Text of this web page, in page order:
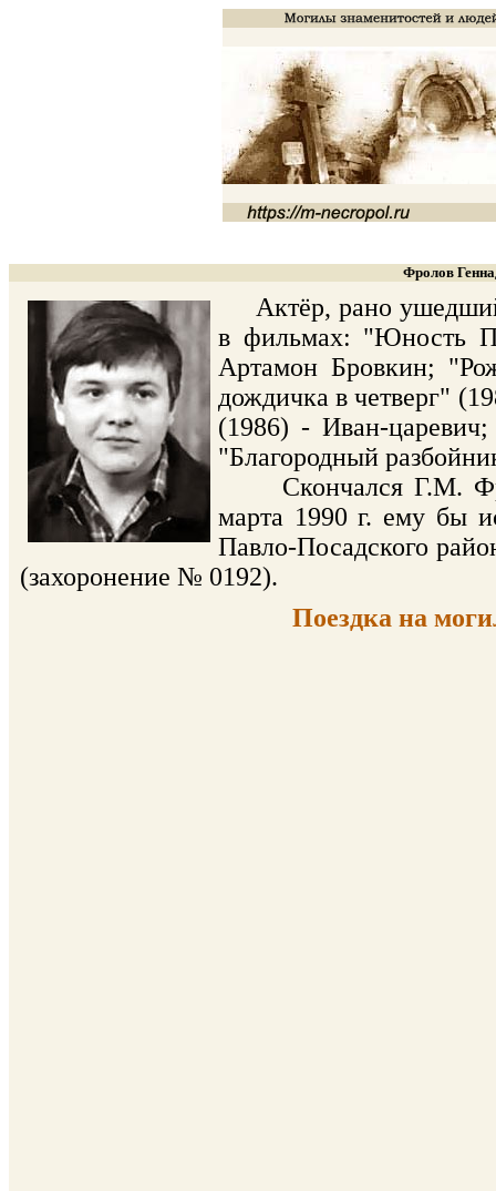
Фролов
Актёр, рано ушедший
в фильмах: "Юность
Артамон Бровкин;
дождичка в четверг"
(1986) - Иван-
"Благородный
Скончался Г.М.
марта 1990 г. ему бы
Павло-Посадского
(захоронение № 0192).
Поездка на